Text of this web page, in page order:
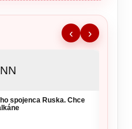
‹ ›
spojenca Ruska. Chce